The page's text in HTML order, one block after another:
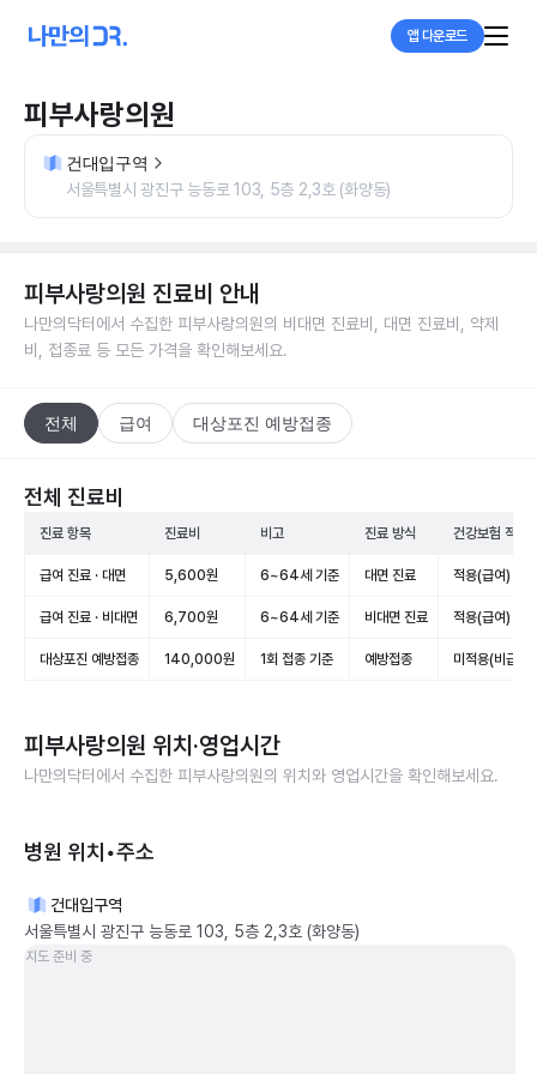
앱 다운로드
피부사랑의원
건대입구역
서울특별시 광진구 능동로 103, 5층 2,3호 (화양동)
피부사랑의원 진료비 안내
나만의닥터에서 수집한 피부사랑의원의 비대면 진료비, 대면 진료비, 약제
비, 접종료 등 모든 가격을 확인해보세요.
전체 급여 대상포진 예방접종
전체 진료비
진료 항목 진료비 비고 진료 방식 건강보험 적용
급여 진료 · 대면 5,600원 6~64세 기준 대면 진료 적용(급여)
급여 진료 · 비대면 6,700원 6~64세 기준 비대면 진료 적용(급여)
대상포진 예방접종 140,000원 1회 접종 기준 예방접종 미적용(비급여)
피부사랑의원 위치·영업시간
나만의닥터에서 수집한 피부사랑의원의 위치와 영업시간을 확인해보세요.
병원 위치•주소
건대입구역
서울특별시 광진구 능동로 103, 5층 2,3호 (화양동)
지도 준비 중